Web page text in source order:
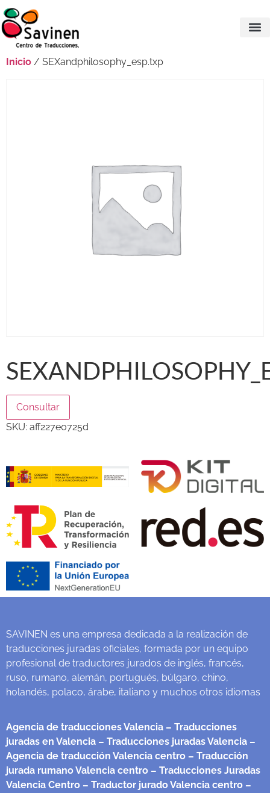
Inicio / SEXandphilosophy_esp.txp
Consultar
SKU: aff227e0725d
SAVINEN es una empresa dedicada a la realización de
traducciones juradas oficiales, formada por un equipo
profesional de traductores jurados de inglés, francés,
ruso, rumano, alemán, portugués, búlgaro, chino,
holandés, polaco, árabe, italiano y muchos otros idiomas
Agencia de traducciones Valencia – Traducciones
juradas en Valencia – Traducciones juradas Valencia –
Agencia de traducción Valencia centro – Traducción
jurada rumano Valencia centro – Traducciones Juradas
Valencia Centro – Traductor jurado Valencia centro –